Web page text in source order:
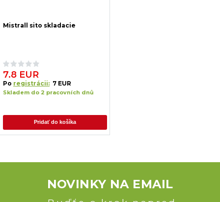
Mistrall sito skladacie
7.8 EUR
Po registrácii: 7 EUR
Skladem do 2 pracovních dnů
Pridať do košíka
NOVINKY NA EMAIL